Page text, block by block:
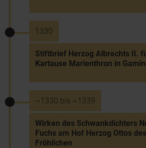
1330
Stiftbrief Herzog Albrechts II.
Kartause Marienthron in
~1330 bis ~1339
Wirken des Schwankdichters
Fuchs am Hof Herzog Ottos des
Fröhlichen